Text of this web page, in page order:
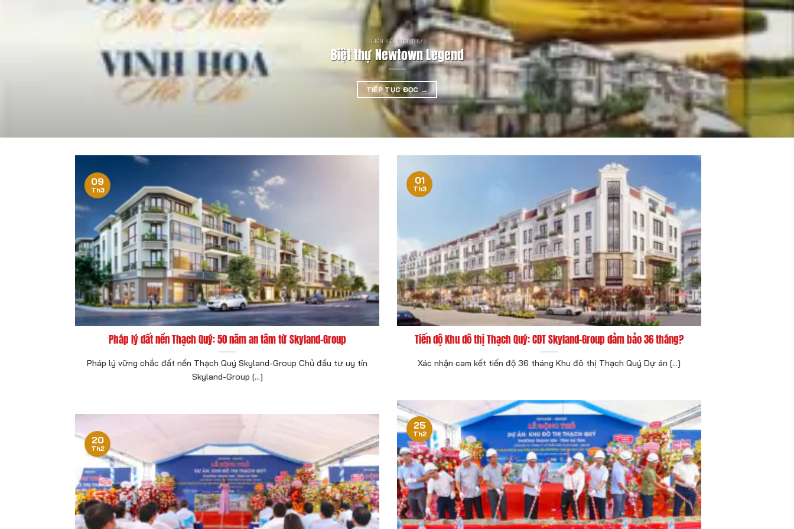
LIỀN KỀ - BIỆT THỰ
Biệt thự Newtown Legend
TIẾP TỤC ĐỌC →
Pháp lý đất nền Thạch Quý: 50 năm an tâm từ Skyland-Group
Pháp lý vững chắc đất nền Thạch Quý Skyland-Group Chủ đầu tư uy tín
Skyland-Group [...]
09
Th3
Tiến độ Khu đô thị Thạch Quý: CĐT Skyland-Group đảm bảo 36 tháng?
Xác nhận cam kết tiến độ 36 tháng Khu đô thị Thạch Quý Dự án [...]
01
Th3
25
Th2
20
Th2